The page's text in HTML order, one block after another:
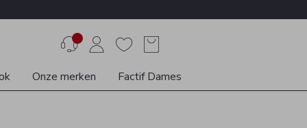
Onze merken Factif Dames